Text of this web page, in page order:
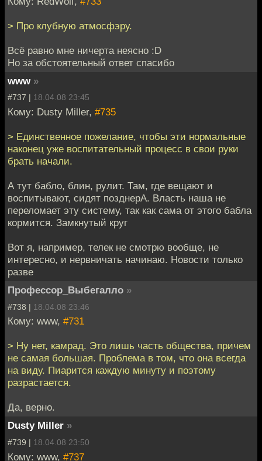
> Про клубную атмосфэру.
Всё равно мне ничерта неясно :D
Но за обстоятельный ответ спасибо
www »
#737 | 18.04.08 23:45
Кому: Dusty Miller, #735
> Единственное пожелание, чтобы эти нормальные
наконец уже воспитательный процесс в свои руки
брать начали.
А тут бабло, блин, рулит. Там, где вещают и
воспитывают, сидят позднерА. Власть наша не
переломает эту систему, так как сама от этого бабла
кормится. Замкнутый круг
Вот я, например, телек не смотрю вообще, не
интересно, и нервничать начинаю. Новости только
разве
Профессор_Выбегалло »
#738 | 18.04.08 23:46
Кому: www, #731
> Ну нет, камрад. Это лишь часть общества, причем
не самая большая. Проблема в том, что она всегда
на виду. Пиарится каждую минуту и поэтому
разрастается.
Да, верно.
Dusty Miller »
#739 | 18.04.08 23:50
Кому: www, #737